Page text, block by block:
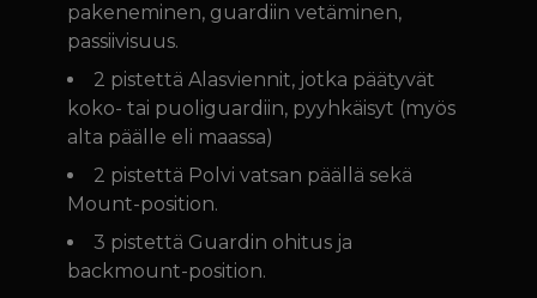
pakeneminen, guardiin vetäminen,
passiivisuus.
2 pistettä Alasviennit, jotka päätyvät
koko- tai puoliguardiin, pyyhkäisyt (myös
alta päälle eli maassa)
2 pistettä Polvi vatsan päällä sekä
Mount-position.
3 pistettä Guardin ohitus ja
backmount-position.